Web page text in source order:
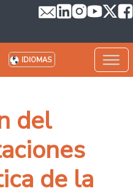
IDIOMAS
del
de la